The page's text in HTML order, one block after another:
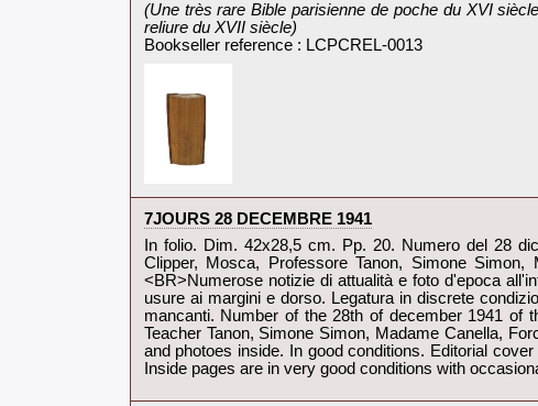
‎(Une très rare Bible parisienne de poche du XVI
reliure du XVII siècle)‎
Bookseller reference : LCPCREL-0013
‎7JOURS 28 DECEMBRE 1941‎
‎In folio. Dim. 42x28,5 cm. Pp. 20. Numero del 28
Clipper, Mosca, Professore Tanon, Simone
<BR>Numerose notizie di attualità e foto d'epoca
usure ai margini e dorso. Legatura in discrete
mancanti. Number of the 28th of december 1941 of
Teacher Tanon, Simone Simon, Madame Canella,
and photoes inside. In good conditions. Editorial
Inside pages are in very good conditions with